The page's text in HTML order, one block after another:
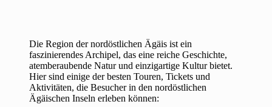
Die Region der nordöstlichen Ägäis ist ein
faszinierendes Archipel, das eine reiche Geschichte,
atemberaubende Natur und einzigartige Kultur bietet.
Hier sind einige der besten Touren, Tickets und
Aktivitäten, die Besucher in den nordöstlichen
Ägäischen Inseln erleben können: